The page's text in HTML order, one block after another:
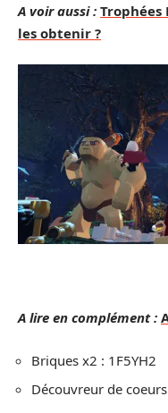
A voir aussi : Trophées
les obtenir ?
A lire en complément :
Briques x2 : 1F5YH2
Découvreur de